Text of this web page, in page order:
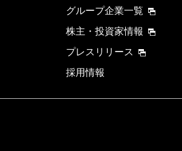
グループ企業一覧
株主・投資家情報
プレスリリース
採用情報